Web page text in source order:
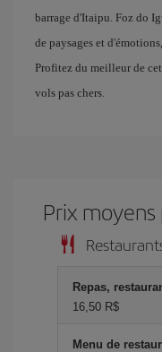
barrage d'Itaipu. Foz do
de paysages et
Profitez du meilleur de
vols pas chers.
Prix
Repas,
16,50 R$
Menu de